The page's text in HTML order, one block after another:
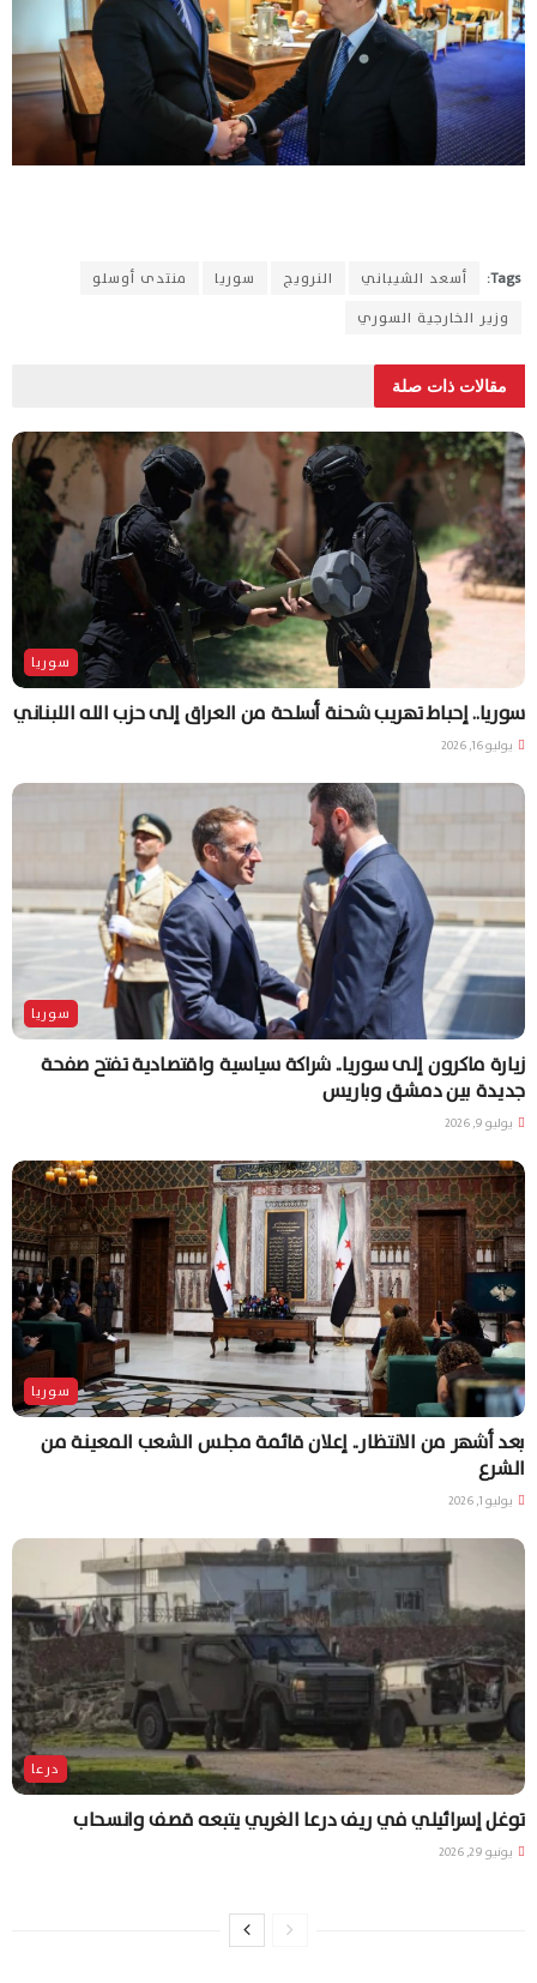
Tags: أسعد الشيباني النرويج سوريا
منتدى أوسلو
وزير الخارجية السوري
مقالات ذات صلة
سوريا
سوريا.. إحباط تهريب شحنة أسلحة من العراق إلى حزب الله اللبناني
يوليو 16, 2026
سوريا
زيارة ماكرون إلى سوريا.. شراكة سياسية واقتصادية تفتح صفحة
جديدة بين دمشق وباريس
يوليو 9, 2026
سوريا
بعد أشهر من الانتظار.. إعلان قائمة مجلس الشعب المعينة من
الشرع
يوليو 1, 2026
درعا
توغل إسرائيلي في ريف درعا الغربي يتبعه قصف وانسحاب
يونيو 29, 2026